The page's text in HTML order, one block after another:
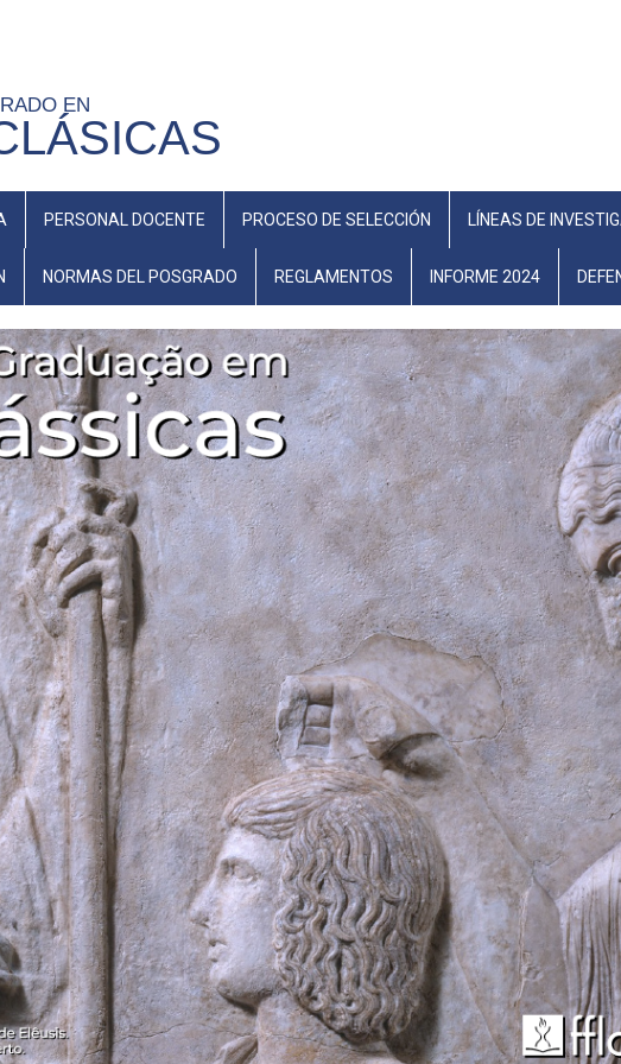
EN
PERSONAL DOCENTE PROCESO DE SELECCIÓN LÍNEAS DE
NORMAS DEL POSGRADO REGLAMENTOS INFORME 2024